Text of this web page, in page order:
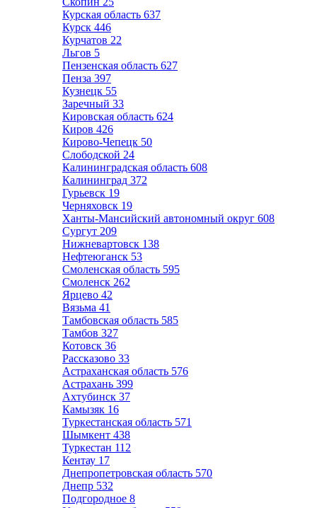
Курская область 637
Курск 446
Курчатов 22
Льгов 5
Пензенская область 627
Пенза 397
Кузнецк 55
Заречный 33
Кировская область 624
Киров 426
Кирово-Чепецк 50
Слободской 24
Калининградская область 608
Калининград 372
Гурьевск 19
Черняховск 19
Ханты-Мансийский автономный округ 608
Сургут 209
Нижневартовск 138
Нефтеюганск 53
Смоленская область 595
Смоленск 262
Ярцево 42
Вязьма 41
Тамбовская область 585
Тамбов 327
Котовск 36
Рассказово 33
Астраханская область 576
Астрахань 399
Ахтубинск 37
Камызяк 16
Туркестанская область 571
Шымкент 438
Туркестан 112
Кентау 17
Днепропетровская область 570
Днепр 532
Подгородное 8